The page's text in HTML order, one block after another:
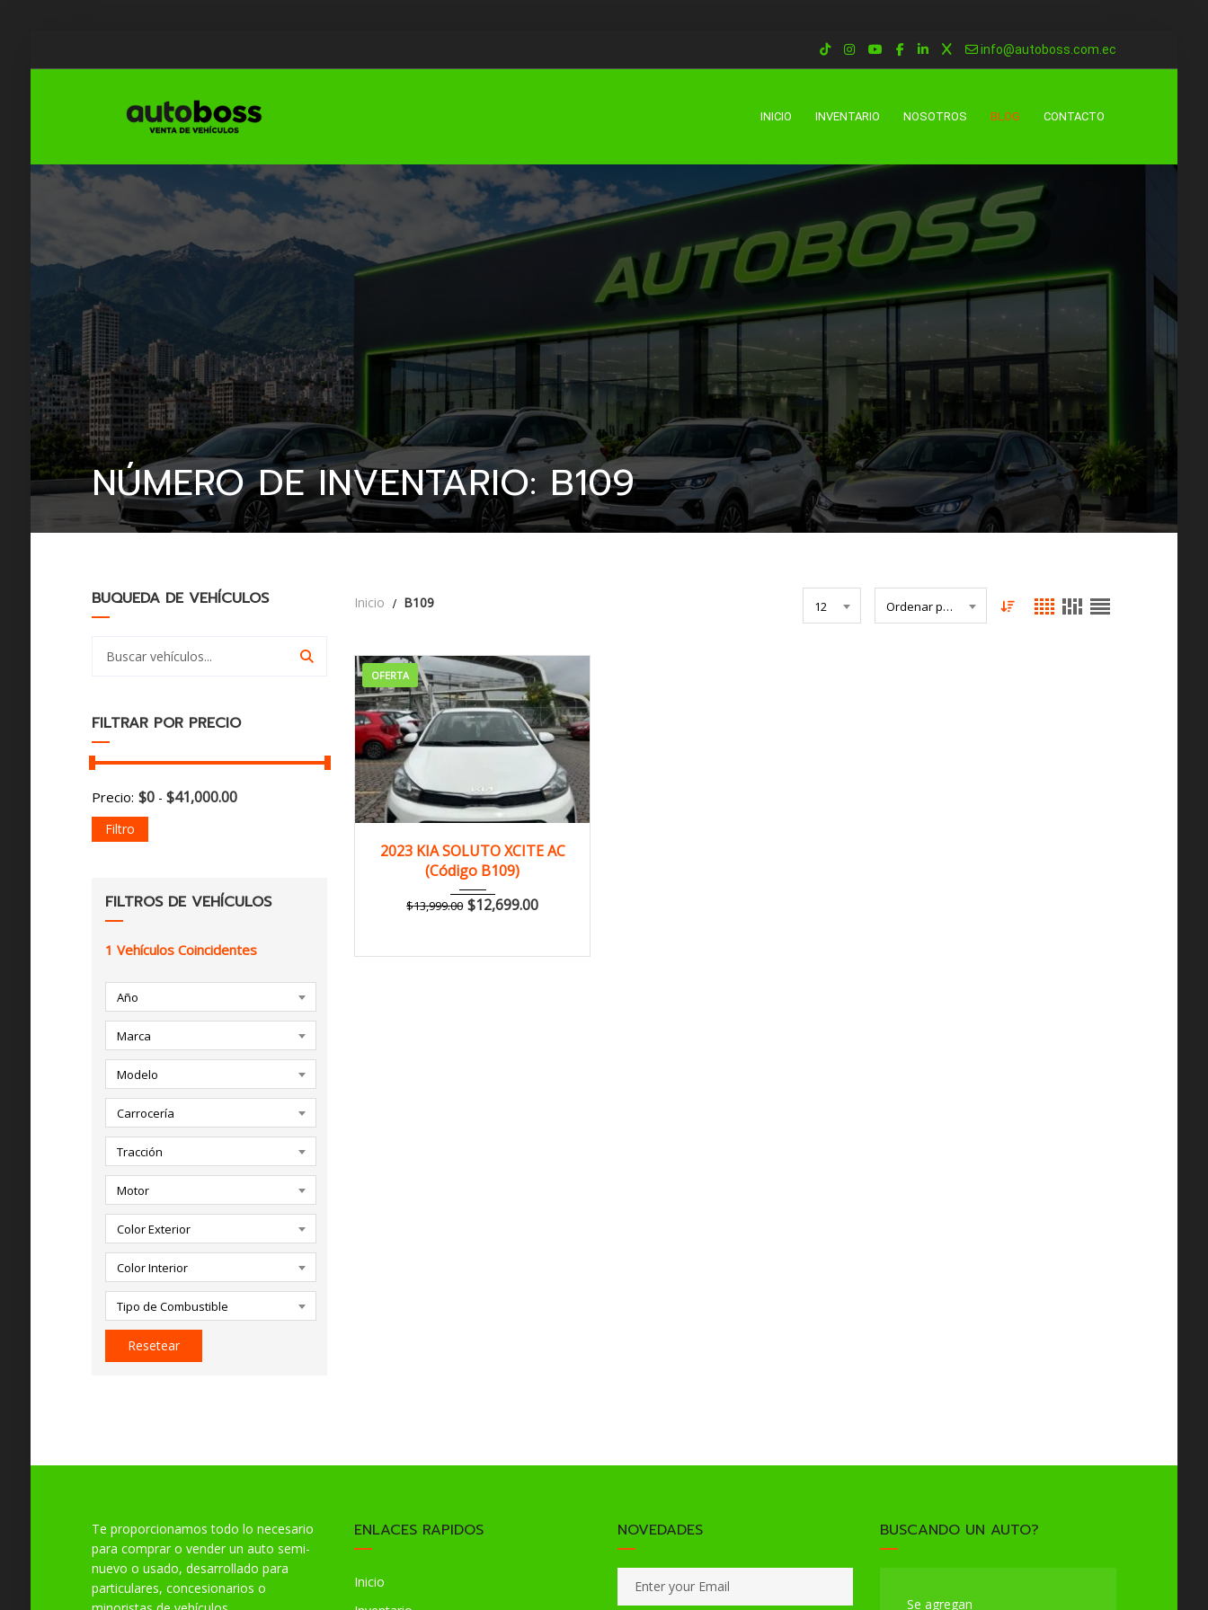
info@autoboss.com.ec
INICIO INVENTARIO NOSOTROS BLOG CONTACTO
NÚMERO DE INVENTARIO: B109
BUQUEDA DE VEHÍCULOS
FILTRAR POR PRECIO
Precio: $0- $41,000.00
Filtro
FILTROS DE VEHÍCULOS
1 Vehículos Coincidentes
Año
Marca
Modelo
Carrocería
Tracción
Motor
Color Exterior
Color Interior
Tipo de Combustible
Resetear
Inicio B109 12 Ordenar por Fecha
OFERTA
2023
Manua...
125,000 km
2023 KIA SOLUTO XCITE AC
(Código B109)
$13,999.00 $12,699.00
Te proporcionamos todo lo necesario
para comprar o vender un auto semi-
nuevo o usado, desarrollado para
particulares, concesionarios o
ENLACES RAPIDOS
Inicio
NOVEDADES BUSCANDO UN AUTO?
Se agregan